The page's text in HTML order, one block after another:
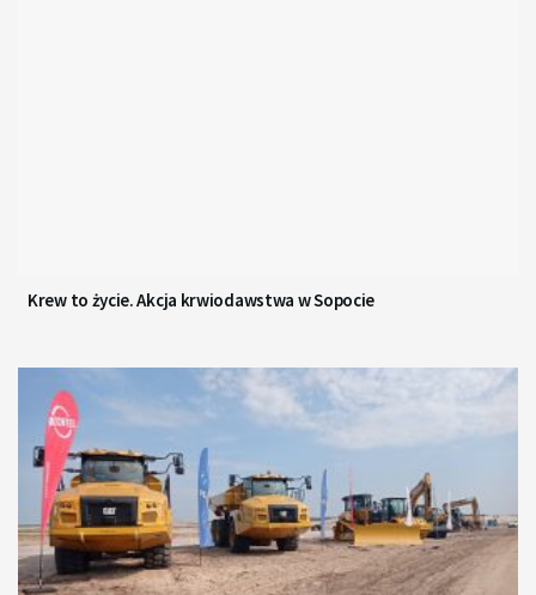
Krew to życie. Akcja krwiodawstwa w Sopocie